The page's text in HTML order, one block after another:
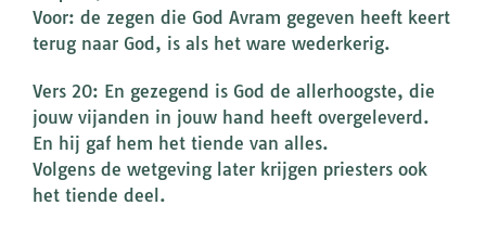
Voor: de zegen die God Avram gegeven heeft keert
terug naar God, is als het ware wederkerig.
Vers 20: En gezegend is God de allerhoogste, die
jouw vijanden in jouw hand heeft overgeleverd.
En hij gaf hem het tiende van alles.
Volgens de wetgeving later krijgen priesters ook
het tiende deel.